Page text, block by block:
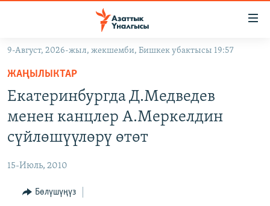
Навигацияга
өтүңүз
Издөөгө
салыңызКЫРГЫЗСТАН
САЯСАТ
МАДАНИЯТ
ДҮЙНӨ
УКРАИНА
ТВ ПРОГРАММАЛАР
БҮГҮН АЗАТТЫКТА
ПОДКАСТ
9-Август, 2026-жыл, жекшемби, Бишкек убактысы 19:57
ЖАҢЫЛЫКТАР
Екатеринбургда Д.Медведев
менен канцлер А.Меркелдин
сүйлөшүүлөрү өтөт
15-Июль, 2010
Бөлүшүңүз